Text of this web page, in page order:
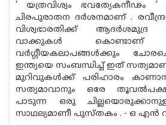
’ യത്രവിശ്വം ഭവത്യേകനീഢം
ചിരപുരാതന ദര്‍ശനമാണ്‌ .
വിശ്വഭാരതിക്ക്
വാക്കുകള്‍
വര്‍ഗ്ഗീയകലാപങ്ങള്‍ക്കും
ഇന്ത്യയെ സംബന്ധിച്ച് ഇത്
മുറിവുകള്‍ക്ക് പരിഹാരം
സത്യമാവാനും ഒരേ
പാടുന്ന ഒരു
സാഥല്യമാണീ പുസ്തകം . - ഒ എന്‍